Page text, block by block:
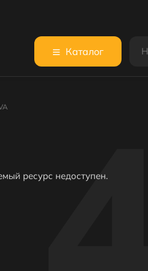
Каталог
ресурс недоступен.